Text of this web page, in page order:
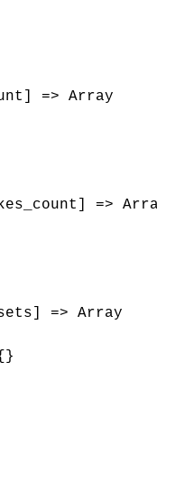
=> Array
=> Array
=> Array